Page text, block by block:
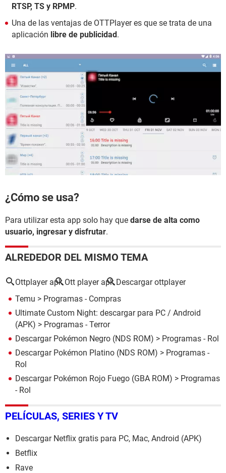
RTSP, TS y RPMP.
Una de las ventajas de OTTPlayer es que se trata de una
aplicación libre de publicidad.
¿Cómo se usa?
Para utilizar esta app solo hay que darse de alta como
usuario, ingresar y disfrutar.
ALREDEDOR DEL MISMO TEMA
Ottplayer apk Ott player apk Descargar ottplayer
Temu > Programas - Compras
Ultimate Custom Night: descargar para PC / Android
(APK) > Programas - Terror
Descargar Pokémon Negro (NDS ROM) > Programas - Rol
Descargar Pokémon Platino (NDS ROM) > Programas -
Rol
Descargar Pokémon Rojo Fuego (GBA ROM) > Programas
- Rol
PELÍCULAS, SERIES Y TV
Descargar Netflix gratis para PC, Mac, Android (APK)
Betflix
Rave